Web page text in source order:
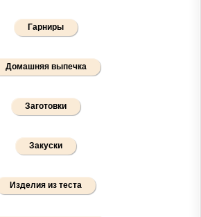
Гарниры
Домашняя выпечка
Заготовки
Закуски
Изделия из теста